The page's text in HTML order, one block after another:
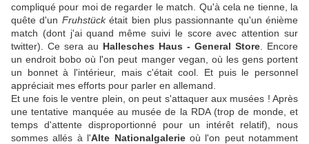
compliqué pour moi de regarder le match. Qu'à cela ne tienne, la
quête d'un Fruhstückétait bien plus passionnante qu'un énième
match (dont j'ai quand même suivi le score avec attention sur
twitter). Ce sera au Hallesches Haus - General Store . Encore
un endroit bobo où l'on peut manger vegan, où les gens portent
un bonnet à l'intérieur, mais c'était cool. Et puis le personnel
appréciait mes efforts pour parler en allemand.
Et une fois le ventre plein, on peut s'attaquer aux musées ! Après
une tentative manquée au musée de la RDA (trop de monde, et
temps d'attente disproportionné pour un intérêt relatif), nous
sommes allés à l'Alte Nationalgalerieoù l'on peut notamment